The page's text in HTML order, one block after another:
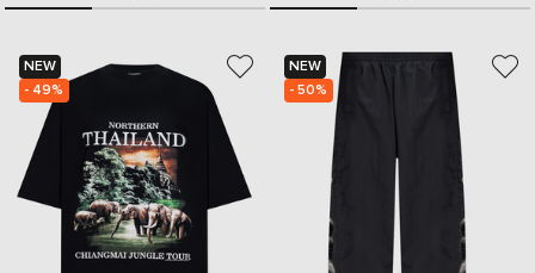
NEW
- 49%
NEW
- 50%